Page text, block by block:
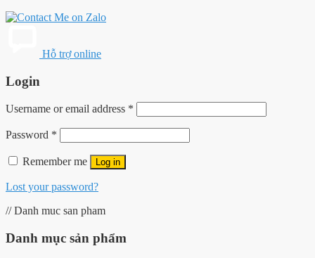
Hỗ trợ online
Login
Username or email address *
Password *
Remember me Log in
Lost your password?
// Danh muc san pham
Danh mục sản phẩm